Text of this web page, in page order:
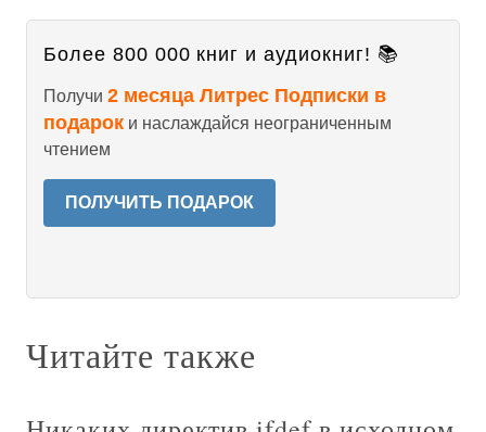
Более 800 000 книг и аудиокниг! 📚
Получи 2 месяца Литрес Подписки в
подарок и наслаждайся неограниченным
чтением
ПОЛУЧИТЬ ПОДАРОК
Читайте также